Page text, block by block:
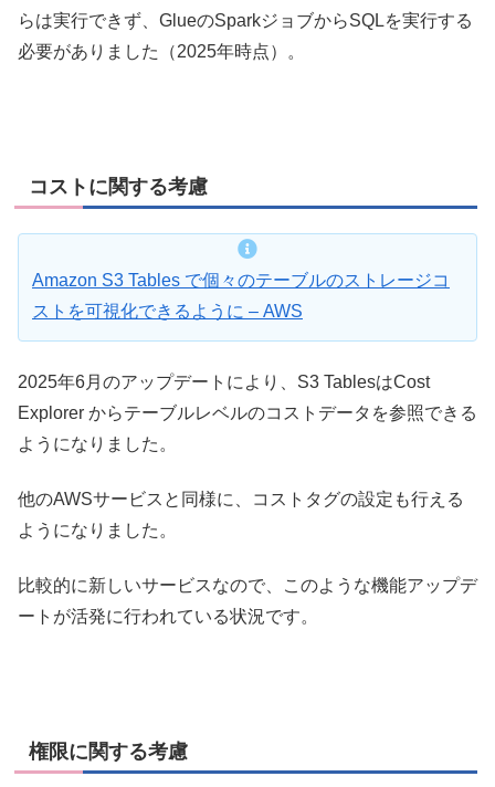
らは実行できず、GlueのSparkジョブからSQLを実行する
必要がありました（2025年時点）。
コストに関する考慮
Amazon S3 Tables で個々のテーブルのストレージコ
ストを可視化できるように – AWS
2025年6月のアップデートにより、S3 TablesはCost
Explorer からテーブルレベルのコストデータを参照できる
ようになりました。
他のAWSサービスと同様に、コストタグの設定も行える
ようになりました。
比較的に新しいサービスなので、このような機能アップデ
ートが活発に行われている状況です。
権限に関する考慮